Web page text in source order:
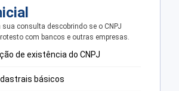
sua consulta descobrindo se o CNPJ
com bancos e outras empresas.
de existência do CNPJ
básicos